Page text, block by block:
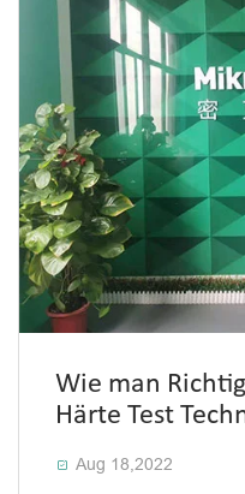
Wie man
Härte Test
 Aug 18,2022